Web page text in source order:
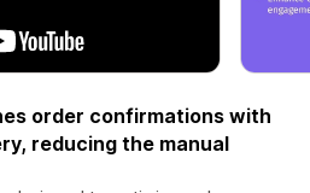
order confirmations with
reducing the manual